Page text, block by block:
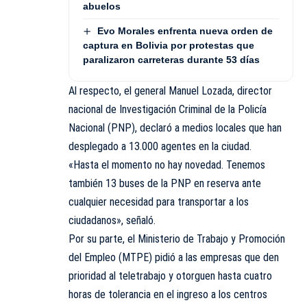
abuelos
Evo Morales enfrenta nueva orden de
captura en Bolivia por protestas que
paralizaron carreteras durante 53 días
Al respecto, el general Manuel Lozada, director
nacional de Investigación Criminal de la Policía
Nacional (PNP), declaró a medios locales que han
desplegado a 13.000 agentes en la ciudad.
«Hasta el momento no hay novedad. Tenemos
también 13 buses de la PNP en reserva ante
cualquier necesidad para transportar a los
ciudadanos», señaló.
Por su parte, el Ministerio de Trabajo y Promoción
del Empleo (MTPE) pidió a las empresas que den
prioridad al teletrabajo y otorguen hasta cuatro
horas de tolerancia en el ingreso a los centros